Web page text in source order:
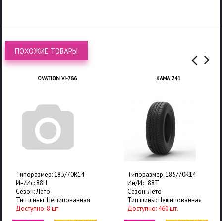
ПОХОЖИЕ ТОВАРЫ
OVATION VI-786
Типоразмер: 185/70R14
Ин/Ис: 88H
Сезон: Лето
Тип шины: Нешипованная
Доступно: 8 шт.
КАМА 241
Типоразмер: 185/70R14
Ин/Ис: 88T
Сезон: Лето
Тип шины: Нешипованная
Доступно: 460 шт.